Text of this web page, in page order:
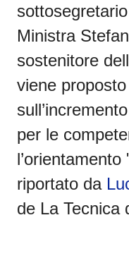
Ministra
sostenitore
viene
per le
riportato da
de La Tecnica